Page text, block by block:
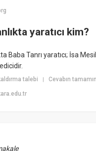
yaratıcı kim?
Baba Tanrı yaratıcı; İsa
talebi |Cevabın